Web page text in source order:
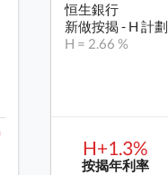
恒生銀行
新做按揭 - H 計劃
H = 2.66 %
H+1.3%
按揭年利率